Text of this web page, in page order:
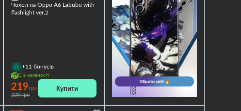
Чохол на Oppo A6 Labubu with
flashlight ver.2
+11 бонусів
Є в наявності
219грн
239 грн
Купити